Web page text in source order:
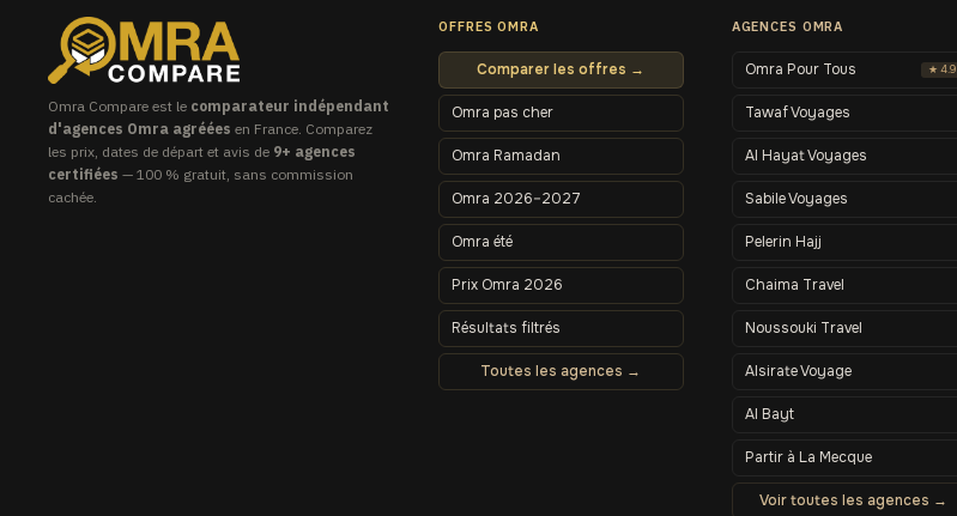
Omra Compare est le comparateur indépendant
d'agences Omra agréées en France. Comparez
les prix, dates de départ et avis de 9+ agences
certifiées — 100 % gratuit, sans commission
cachée.
OFFRES OMRA
Comparer les offres →
Omra pas cher
Omra Ramadan
Omra 2026–2027
Omra été
Prix Omra 2026
Résultats filtrés
Toutes les agences →
AGENCES OMRA
Omra Pour Tous ★ 4.9
Tawaf Voyages
Al Hayat Voyages
Sabile Voyages
Pelerin Hajj
Chaima Travel
Noussouki Travel
Alsirate Voyage
Al Bayt
Partir à La Mecque
Voir toutes les agences →